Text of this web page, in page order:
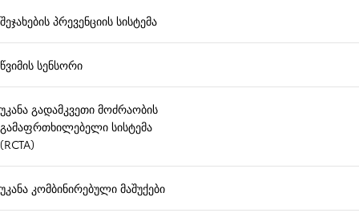
შეჯახების პრევენციის სისტემა
წვიმის სენსორი
უკანა გადამკვეთი მოძრაობის
გამაფრთხილებელი სისტემა
(RCTA)
უკანა კომბინირებული მაშუქები